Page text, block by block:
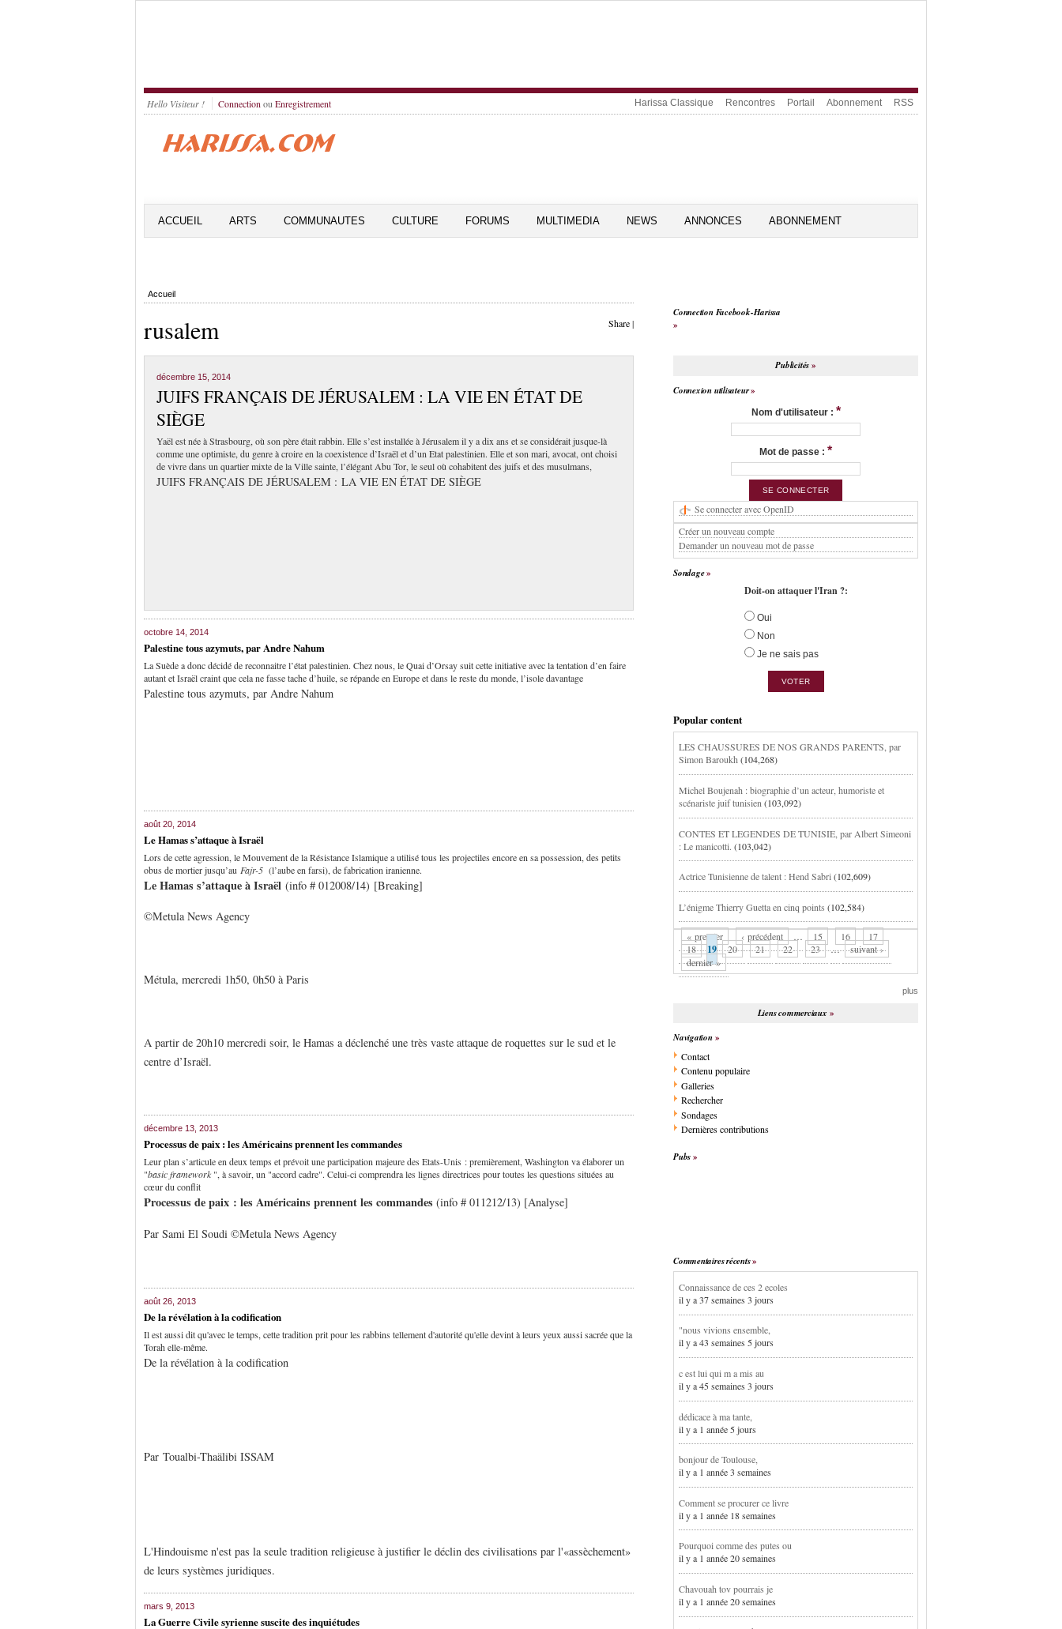
Hello Visiteur ! Connection ou Enregistrement Harissa Classique Rencontres Portail Abonnement RSS
ACCUEIL ARTS COMMUNAUTES CULTURE FORUMS MULTIMEDIA NEWS ANNONCES ABONNEMENT
Accueil
Share|
rusalem
décembre 15, 2014
JUIFS FRANÇAIS DE JÉRUSALEM : LA VIE EN ÉTAT DE
SIÈGE
Yaël est née à Strasbourg, où son père était rabbin. Elle s’est installée à Jérusalem il y a dix ans et se considérait jusque-là
comme une optimiste, du genre à croire en la coexistence d’Israël et d’un Etat palestinien. Elle et son mari, avocat, ont choisi
de vivre dans un quartier mixte de la Ville sainte, l’élégant Abu Tor, le seul où cohabitent des juifs et des musulmans,
JUIFS FRANÇAIS DE JÉRUSALEM : LA VIE EN ÉTAT DE SIÈGE
octobre 14, 2014
Palestine tous azymuts, par Andre Nahum
La Suède a donc décidé de reconnaitre l’état palestinien. Chez nous, le Quai d’Orsay suit cette initiative avec la tentation d’en faire
autant et Israël craint que cela ne fasse tache d’huile, se répande en Europe et dans le reste du monde, l’isole davantage
Palestine tous azymuts, par Andre Nahum
août 20, 2014
Le Hamas s’attaque à Israël
Lors de cette agression, le Mouvement de la Résistance Islamique a utilisé tous les projectiles encore en sa possession, des petits
obus de mortier jusqu’au Fajr-5 (l’aube en farsi), de fabrication iranienne.
Le Hamas s’attaque à Israël (info # 012008/14) [Breaking]
©Metula News Agency
Métula, mercredi 1h50, 0h50 à Paris
A partir de 20h10 mercredi soir, le Hamas a déclenché une très vaste attaque de roquettes sur le sud et le
centre d’Israël.
décembre 13, 2013
Processus de paix : les Américains prennent les commandes
Leur plan s’articule en deux temps et prévoit une participation majeure des Etats-Unis : premièrement, Washington va élaborer un
"basic framework ", à savoir, un "accord cadre". Celui-ci comprendra les lignes directrices pour toutes les questions situées au
cœur du conflit
Processus de paix : les Américains prennent les commandes (info # 011212/13) [Analyse]
Par Sami El Soudi ©Metula News Agency
août 26, 2013
De la révélation à la codification
Il est aussi dit qu'avec le temps, cette tradition prit pour les rabbins tellement d'autorité qu'elle devint à leurs yeux aussi sacrée que la
Torah elle-même.
De la révélation à la codification
Par Toualbi-Thaälibi ISSAM
L'Hindouisme n'est pas la seule tradition religieuse à justifier le déclin des civilisations par l'«assèchement»
de leurs systèmes juridiques.
mars 9, 2013
La Guerre Civile syrienne suscite des inquiétudes
Connection Facebook-Harissa
Publicités
Connexion utilisateur
Nom d'utilisateur : *
Mot de passe : *
Se connecter avec OpenID
Créer un nouveau compte
Demander un nouveau mot de passe
Sondage
Doit-on attaquer l'Iran ?:
Oui
Non
Je ne sais pas
Popular content
LES CHAUSSURES DE NOS GRANDS PARENTS, par
Simon Baroukh(104,268)
Michel Boujenah : biographie d’un acteur, humoriste et
scénariste juif tunisien (103,092)
CONTES ET LEGENDES DE TUNISIE, par Albert Simeoni
: Le manicotti. (103,042)
Actrice Tunisienne de talent : Hend Sabri (102,609)
L’énigme Thierry Guetta en cinq points (102,584)
« premier ‹ précédent … 15 16
17
18
19 20 21 22 23 …
suivant ›
dernier »
plus
Liens commerciaux
Navigation
Contact
Contenu populaire
Galleries
Rechercher
Sondages
Dernières contributions
Pubs
Commentaires récents
Connaissance de ces 2 ecoles
il y a 37 semaines 3 jours
"nous vivions ensemble,
il y a 43 semaines 5 jours
c est lui qui m a mis au
il y a 45 semaines 3 jours
dédicace à ma tante,
il y a 1 année 5 jours
bonjour de Toulouse,
il y a 1 année 3 semaines
Comment se procurer ce livre
il y a 1 année 18 semaines
Pourquoi comme des putes ou
il y a 1 année 20 semaines
Chavouah tov pourrais je
il y a 1 année 20 semaines